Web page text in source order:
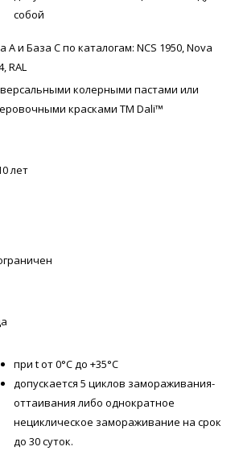
собой
А и База С по каталогам: NCS 1950, Nova
RAL
колерными пастами или
красками ТМ Dali™
лет
при t от 0°С до +35°С
допускается 5 циклов замораживания-
оттаивания либо однократное
нециклическое замораживание на срок
до 30 суток.